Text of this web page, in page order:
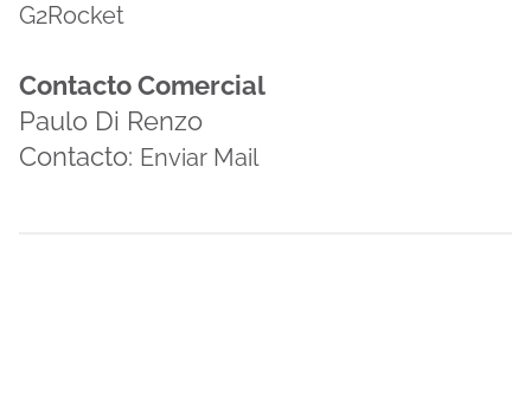
G2Rocket
Contacto Comercial
Paulo Di Renzo
Contacto: Enviar Mail